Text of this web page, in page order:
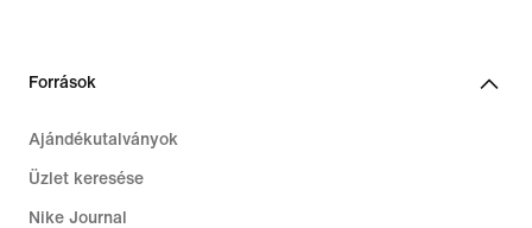
Források
Ajándékutalványok
Üzlet keresése
Nike Journal